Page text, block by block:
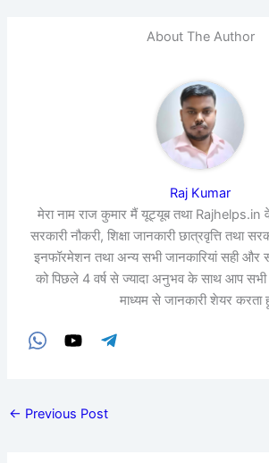
About The Author
Raj Kumar
मेरा नाम राज कुमार मैं यूट्यूब तथा Rajhelps.in
सरकारी नौकरी, शिक्षा जानकारी छात्रवृत्ति तथा
इनफॉरमेशन तथा अन्य सभी जानकारियां सही और
को पिछले 4 वर्ष से ज्यादा अनुभव के साथ आप
माध्यम से जानकारी शेयर करता
← Previous Post